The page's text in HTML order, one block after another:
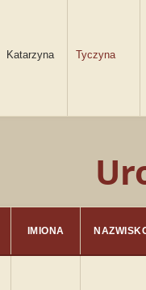
Katarzyna Tyczyna
IMIONA